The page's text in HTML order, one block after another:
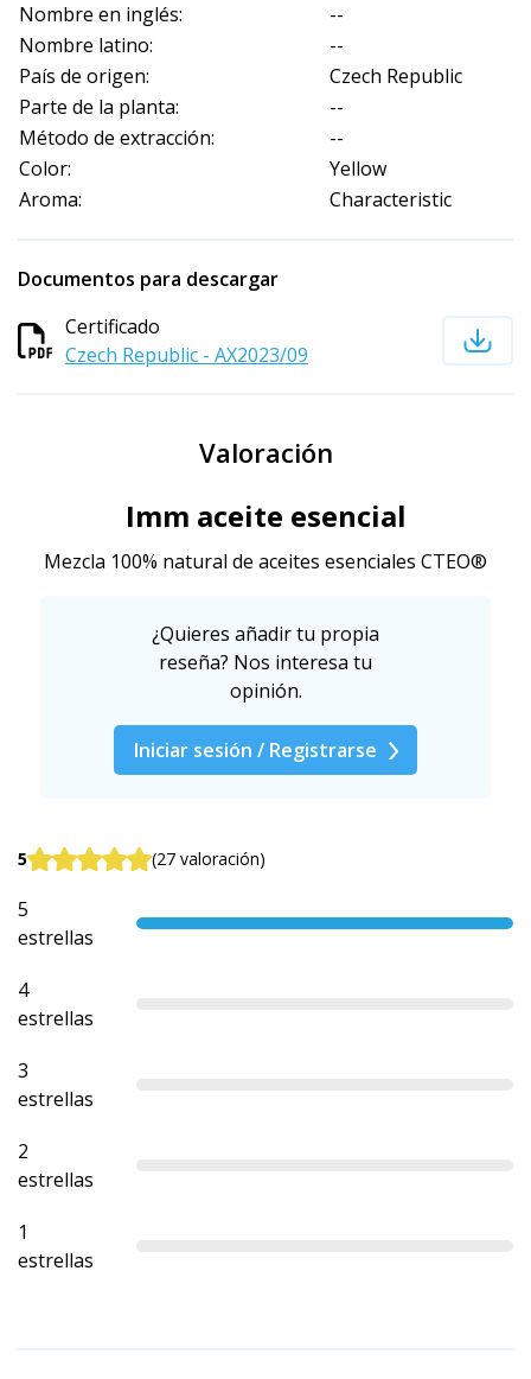
Nombre en inglés:
--
Nombre latino:
--
País de origen:
Czech Republic
Parte de la planta:
--
Método de extracción:
--
Color:
Yellow
Aroma:
Characteristic
Documentos para descargar
Certificado
Czech Republic - AX2023/09
Valoración
Imm aceite esencial
Mezcla 100% natural de aceites esenciales CTEO®
¿Quieres añadir tu propia
reseña? Nos interesa tu
opinión.
Iniciar sesión / Registrarse
5 (27 valoración)
5
estrellas
4
estrellas
3
estrellas
2
estrellas
1
estrellas